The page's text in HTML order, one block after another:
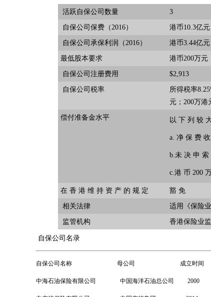
活跃自保公司数量 3
自保公司保费（2016） 港币10.3亿元
自保公司承保利润（2016） 港币3.44亿元
最低股本要求 港币200万元
自保公司注册费用 $2,913
自保公司税率
所得税率
元；200万港
偿付准备金水平 以 下 列 较
a. 净 保 费
b.未 决 申 索
c.港 币 200
在 香 港 维 持 资 产 的 规 定 豁 免
相关法律 适用《保险业
监管机构 香港保险业
自保公司名录
自保公司名称 母公司 成立时间 所
中海石油保险有限公司 中国海洋石油总公司